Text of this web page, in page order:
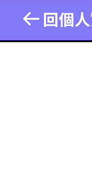
回個